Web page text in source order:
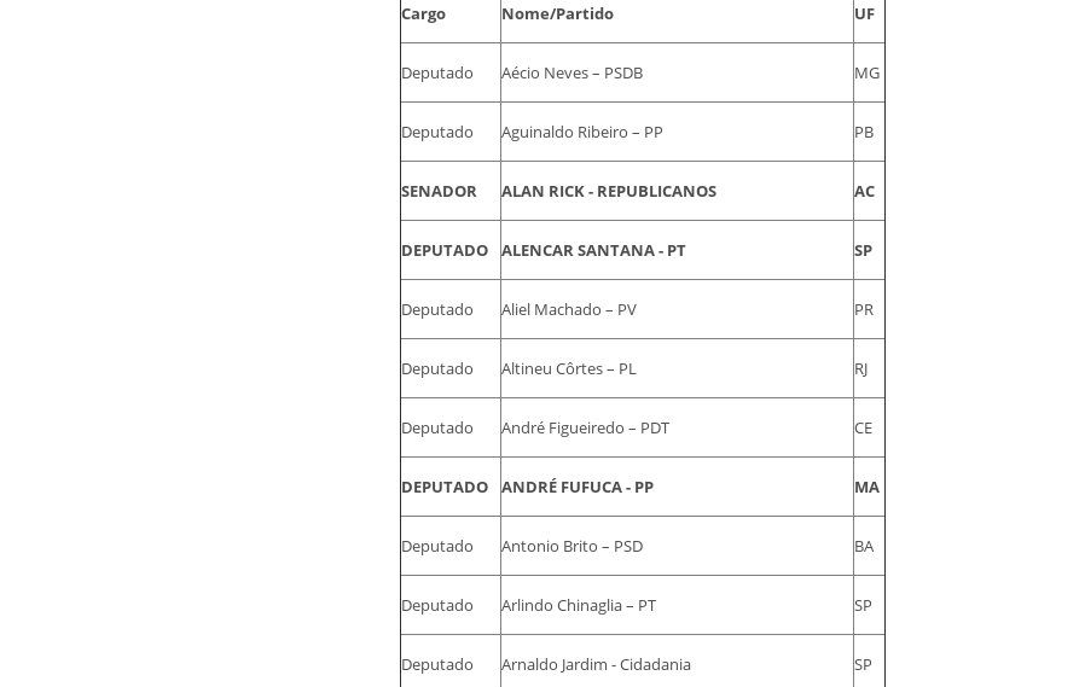
Cargo Nome/Partido UF
Deputado Aécio Neves – PSDB MG
Deputado Aguinaldo Ribeiro – PP PB
SENADOR ALAN RICK - REPUBLICANOS AC
DEPUTADO ALENCAR SANTANA - PT SP
Deputado Aliel Machado – PV PR
Deputado Altineu Côrtes – PL RJ
Deputado André Figueiredo – PDT CE
DEPUTADO ANDRÉ FUFUCA - PP MA
Deputado Antonio Brito – PSD BA
Deputado Arlindo Chinaglia – PT SP
Deputado Arnaldo Jardim - Cidadania SP